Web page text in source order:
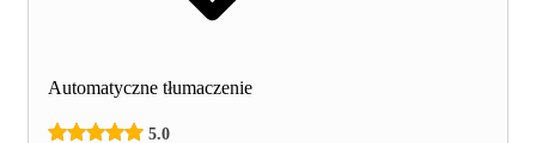
Automatyczne tłumaczenie
5.0